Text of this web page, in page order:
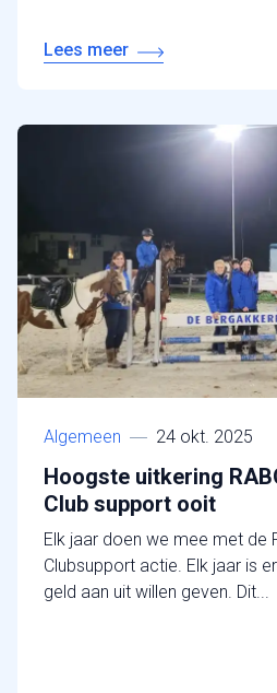
Lees meer
Algemeen 24 okt. 2025
Hoogste uitkering
Club support ooit
Elk jaar doen we mee met de
Clubsupport actie. Elk jaar is
geld aan uit willen geven. Dit...